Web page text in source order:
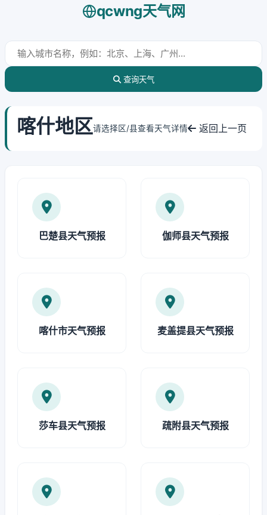
qcwng天气网
查询天气
喀什地区请选择区/县查看天气详情 返回上一页
巴楚县天气预报 伽师县天气预报
喀什市天气预报 麦盖提县天气预报
莎车县天气预报 疏附县天气预报